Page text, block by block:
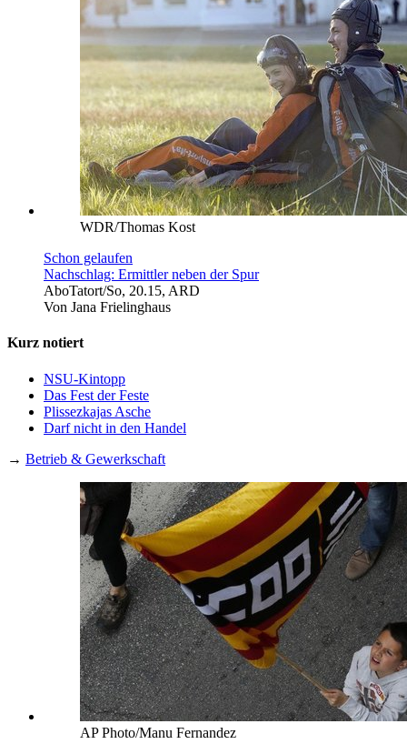
WDR/Thomas Kost
Schon gelaufen
Nachschlag: Ermittler neben der Spur
AboTatort/So, 20.15, ARD
Von Jana Frielinghaus
Kurz notiert
NSU-Kintopp
Das Fest der Feste
Plissezkajas Asche
Darf nicht in den Handel
→ Betrieb & Gewerkschaft
AP Photo/Manu Fernandez